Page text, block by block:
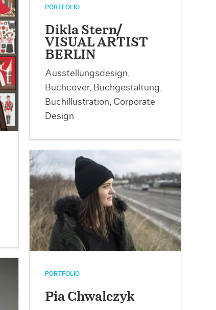
PORTFOLIO
Dikla Stern/
VISUAL ARTIST
BERLIN
Ausstellungsdesign,
Buchcover, Buchgestaltung,
Buchillustration, Corporate
Design
PORTFOLIO
Pia Chwalczyk